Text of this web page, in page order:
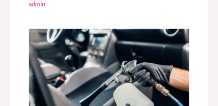
admin